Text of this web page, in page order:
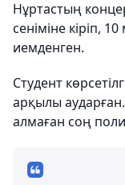
Нұртастың
сеніміне кіріп,
иемденген.
Студент
арқылы
алмаған соң